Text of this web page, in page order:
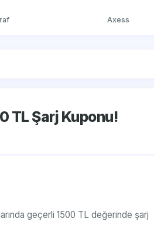
Axess
TL Şarj Kuponu!
geçerli 1500 TL değerinde şarj